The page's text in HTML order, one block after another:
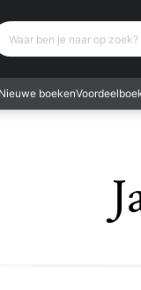
ben je naar op
Nieuwe boeken